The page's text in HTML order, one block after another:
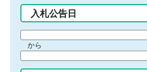
入札公告日
間
始
から
間